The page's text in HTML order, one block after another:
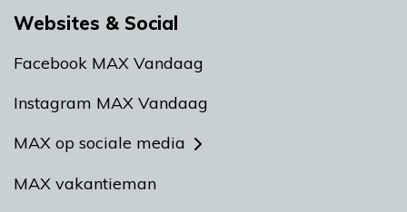
Websites & Social
Facebook MAX Vandaag
Instagram MAX Vandaag
MAX op sociale media
MAX vakantieman